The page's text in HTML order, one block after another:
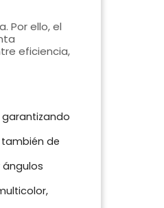
Por ello, el
eficiencia,
garantizando
de